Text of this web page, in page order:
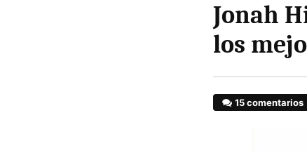
Jonah
los
15 comentarios